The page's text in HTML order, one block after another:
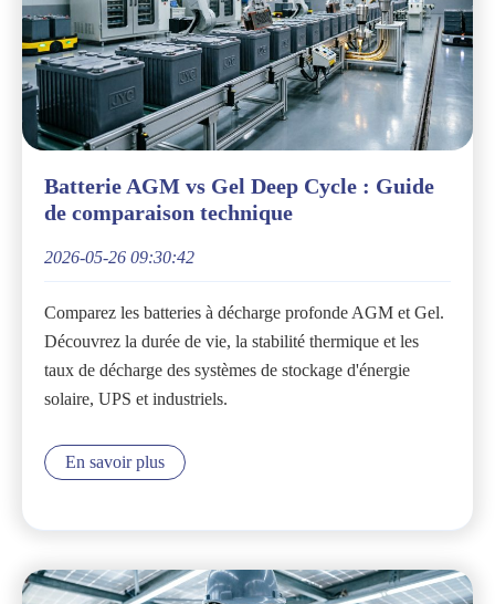
Batterie AGM vs Gel Deep Cycle : Guide
de comparaison technique
2026-05-26 09:30:42
Comparez les batteries à décharge profonde AGM et Gel.
Découvrez la durée de vie, la stabilité thermique et les
taux de décharge des systèmes de stockage d'énergie
solaire, UPS et industriels.
En savoir plus